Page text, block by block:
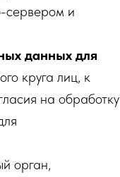
сервером и
данных для
круга лиц, к
на обработку
орган,